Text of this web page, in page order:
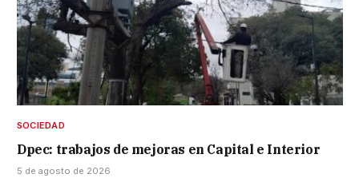
SOCIEDAD
Dpec: trabajos de mejoras en Capital e Interior
5 de agosto de 2026